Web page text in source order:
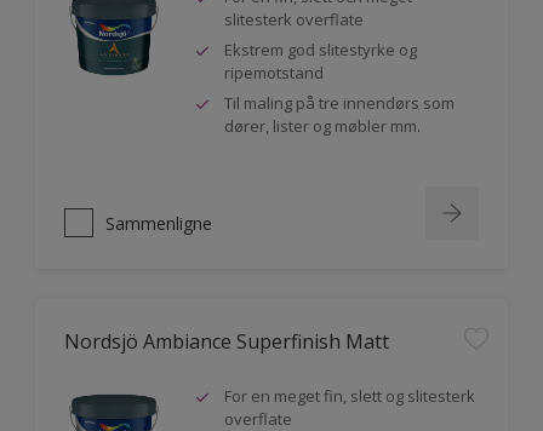
slitesterk overflate
Ekstrem god slitestyrke og
ripemotstand
Til maling på tre innendørs som
dører, lister og møbler mm.
Sammenligne
Nordsjö Ambiance Superfinish Matt
For en meget fin, slett og slitesterk
overflate